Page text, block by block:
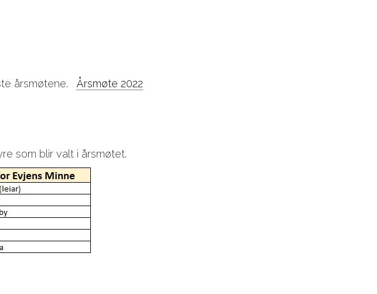
årsmøtene. Årsmøte 2022
som blir valt i årsmøtet.